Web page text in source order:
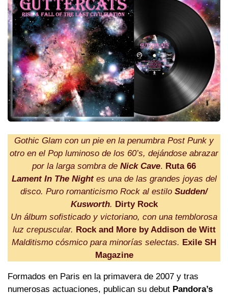
Gothic Glam con un pie en la penumbra Post Punk y
otro en el Pop luminoso de los 60’s, dejándose abrazar
por la larga sombra de Nick Cave. Ruta 66
Lament In The Nightes una de las grandes joyas del
disco. Puro romanticismo Rock al estilo Sudden/
Kusworth. Dirty Rock
Un álbum sofisticado y victoriano, con una temblorosa
luz crepuscular. Rock and More by Addison de Witt
Malditismo cósmico para minorías selectas. Exile SH
Magazine
Formados en Paris en la primavera de 2007 y tras
numerosas actuaciones, publican su debut Pandora’s